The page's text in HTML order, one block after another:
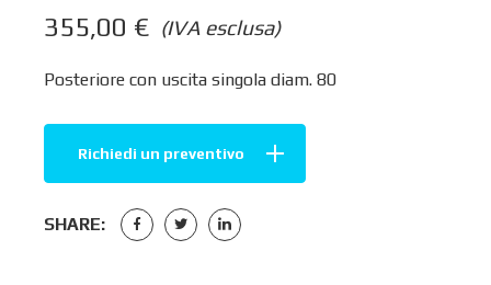
(IVA esclusa)
355,00 €
Posteriore con uscita singola diam. 80
Richiedi un preventivo
SHARE: